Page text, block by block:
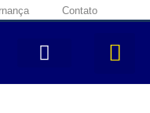
Contato